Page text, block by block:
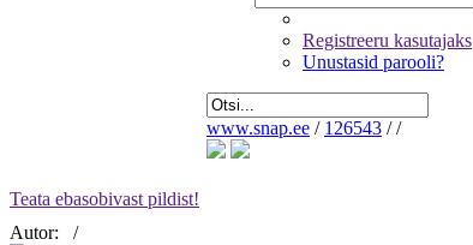
Registreeru kasutajaks
Unustasid parooli?
www.snap.ee / 126543 / /
Teata ebasobivast pildist!
Autor:
/